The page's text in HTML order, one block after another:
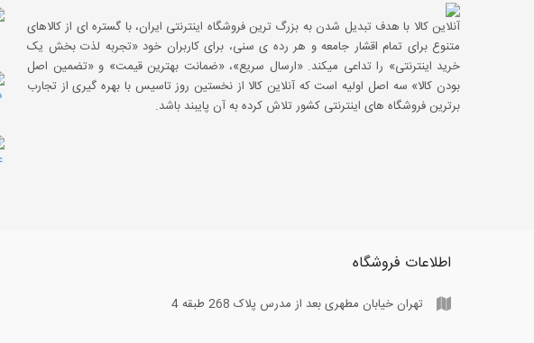
آنلاین کالا با هدف تبدیل شدن به بزرگ ترین فروشگاه اینترنتی ایران، با گستره ای از کالاهای
متنوع برای تمام اقشار جامعه و هر رده ی سنی، برای کاربران خود «تجربه لذت بخش یک
خرید اینترنتی» را تداعی میکند. «ارسال سریع»، «ضمانت بهترین قیمت» و «تضمین اصل
بودن کالا» سه اصل اولیه است که آنلاین کالا از نخستین روز تاسیس با بهره گیری از تجارب
برترین فروشگاه های اینترنتی کشور تلاش کرده به آن پایبند باشد.
اطلاعات فروشگاه
تهران خیابان مطهری بعد از مدرس پلاک 268 طبقه 4